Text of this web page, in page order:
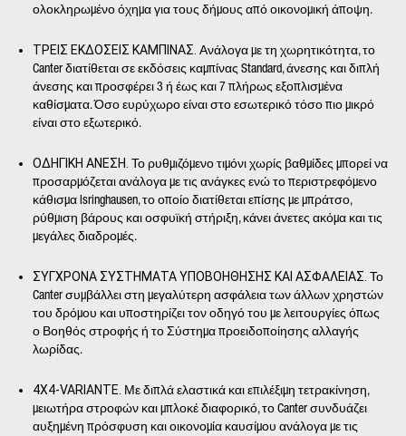
ολοκληρωμένο όχημα για τους δήμους από οικονομική άποψη.
ΤΡΕΙΣ ΕΚΔΟΣΕΙΣ ΚΑΜΠΙΝΑΣ. Ανάλογα με τη χωρητικότητα, το
Canter διατίθεται σε εκδόσεις καμπίνας Standard, άνεσης και διπλή
άνεσης και προσφέρει 3 ή έως και 7 πλήρως εξοπλισμένα
καθίσματα. Όσο ευρύχωρο είναι στο εσωτερικό τόσο πιο μικρό
είναι στο εξωτερικό.
ΟΔΗΓΙΚΗ ΑΝΕΣΗ. Το ρυθμιζόμενο τιμόνι χωρίς βαθμίδες μπορεί να
προσαρμόζεται ανάλογα με τις ανάγκες ενώ το περιστρεφόμενο
κάθισμα Isringhausen, το οποίο διατίθεται επίσης με μπράτσο,
ρύθμιση βάρους και οσφυϊκή στήριξη, κάνει άνετες ακόμα και τις
μεγάλες διαδρομές.
ΣΥΓΧΡΟΝΑ ΣΥΣΤΗΜΑΤΑ ΥΠΟΒΟΗΘΗΣΗΣ ΚΑΙ ΑΣΦΑΛΕΙΑΣ. Το
Canter συμβάλλει στη μεγαλύτερη ασφάλεια των άλλων χρηστών
του δρόμου και υποστηρίζει τον οδηγό του με λειτουργίες όπως
ο Βοηθός στροφής ή το Σύστημα προειδοποίησης αλλαγής
λωρίδας.
4X4-VARIANTE. Με διπλά ελαστικά και επιλέξιμη τετρακίνηση,
μειωτήρα στροφών και μπλοκέ διαφορικό, το Canter συνδυάζει
αυξημένη πρόσφυση και οικονομία καυσίμου ανάλογα με τις